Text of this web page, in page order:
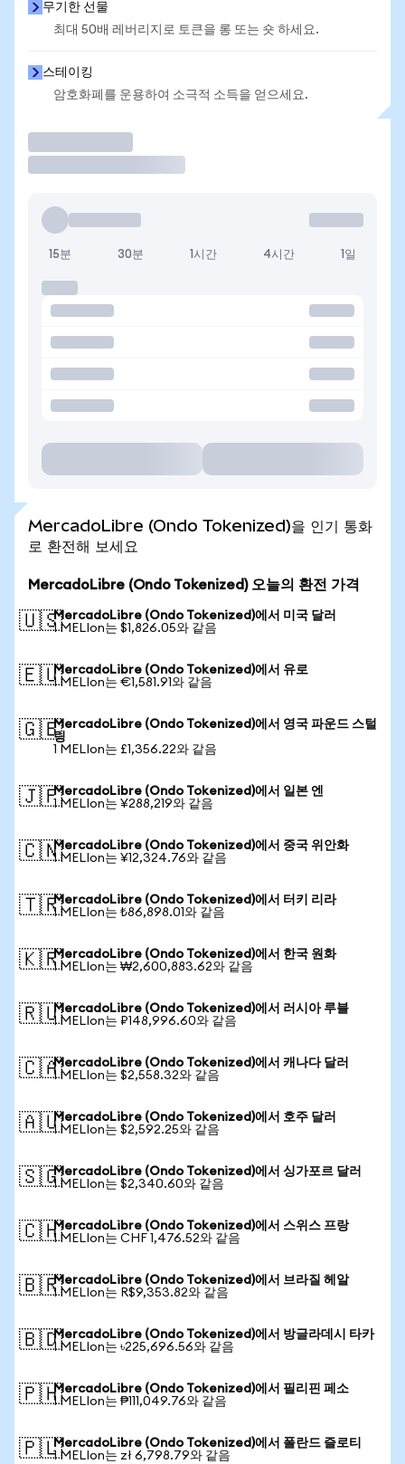
무기한 선물
최대 50배 레버리지로 토큰을 롱 또는 숏 하세요.
스테이킹
암호화폐를 운용하여 소극적 소득을 얻으세요.
15분 30분 1시간 4시간 1일
MercadoLibre (Ondo Tokenized)을 인기 통화
로 환전해 보세요
MercadoLibre (Ondo Tokenized) 오늘의 환전 가격
🇺🇸MercadoLibre (Ondo Tokenized)에서 미국 달러
1 MELIon는 $1,826.05와 같음
🇪🇺MercadoLibre (Ondo Tokenized)에서 유로
1 MELIon는 €1,581.91와 같음
🇬🇧MercadoLibre (Ondo Tokenized)에서 영국 파운드 스털
링
1 MELIon는 £1,356.22와 같음
🇯🇵MercadoLibre (Ondo Tokenized)에서 일본 엔
1 MELIon는 ¥288,219와 같음
🇨🇳MercadoLibre (Ondo Tokenized)에서 중국 위안화
1 MELIon는 ¥12,324.76와 같음
🇹🇷MercadoLibre (Ondo Tokenized)에서 터키 리라
1 MELIon는 ₺86,898.01와 같음
🇰🇷MercadoLibre (Ondo Tokenized)에서 한국 원화
1 MELIon는 ₩2,600,883.62와 같음
🇷🇺MercadoLibre (Ondo Tokenized)에서 러시아 루블
1 MELIon는 ₽148,996.60와 같음
🇨🇦MercadoLibre (Ondo Tokenized)에서 캐나다 달러
1 MELIon는 $2,558.32와 같음
🇦🇺MercadoLibre (Ondo Tokenized)에서 호주 달러
1 MELIon는 $2,592.25와 같음
🇸🇬MercadoLibre (Ondo Tokenized)에서 싱가포르 달러
1 MELIon는 $2,340.60와 같음
🇨🇭MercadoLibre (Ondo Tokenized)에서 스위스 프랑
1 MELIon는 CHF 1,476.52와 같음
🇧🇷MercadoLibre (Ondo Tokenized)에서 브라질 헤알
1 MELIon는 R$9,353.82와 같음
🇧🇩MercadoLibre (Ondo Tokenized)에서 방글라데시 타카
1 MELIon는 ৳225,696.56와 같음
🇵🇭MercadoLibre (Ondo Tokenized)에서 필리핀 페소
1 MELIon는 ₱111,049.76와 같음
🇵🇱MercadoLibre (Ondo Tokenized)에서 폴란드 즐로티
1 MELIon는 zł 6,798.79와 같음